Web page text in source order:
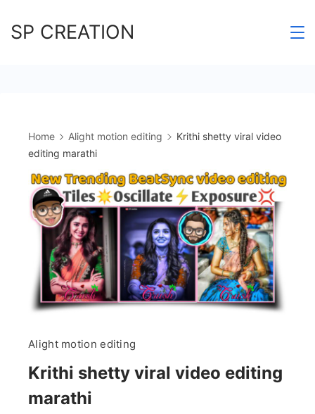
toSP CREATION
Home Alight motion editing
Krithi shetty viral video
editing marathi
Alight motion editing
Krithi shetty viral video editing
marathi